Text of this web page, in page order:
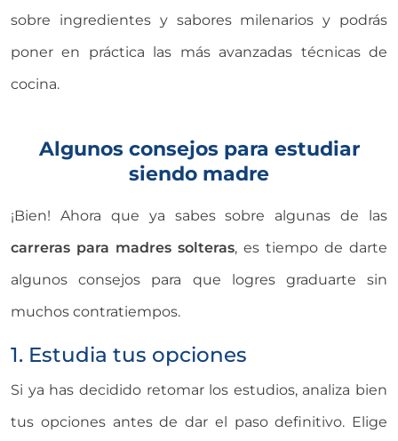
sobre ingredientes y sabores milenarios y podrás
poner en práctica las más avanzadas técnicas de
cocina.
Algunos consejos para estudiar
siendo madre
¡Bien! Ahora que ya sabes sobre algunas de las
carreras para madres solteras, es tiempo de darte
algunos consejos para que logres graduarte sin
muchos contratiempos.
1. Estudia tus opciones
Si ya has decidido retomar los estudios, analiza bien
tus opciones antes de dar el paso definitivo. Elige